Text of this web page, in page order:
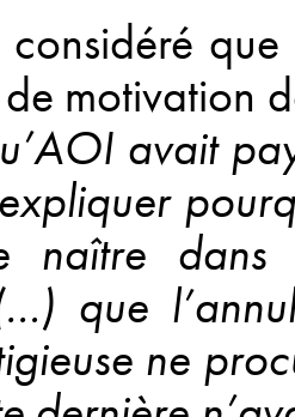
motivation
avait
naître
que
ne